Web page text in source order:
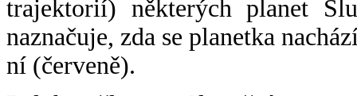
trajektorií) některých planet
naznačuje, zda se planetka
ní (červeně).